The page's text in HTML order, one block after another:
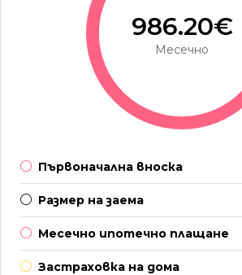
986.20€
Месечно
Първоначална вноска
Размер на заема
Месечно ипотечно плащане
Застраховка на дома